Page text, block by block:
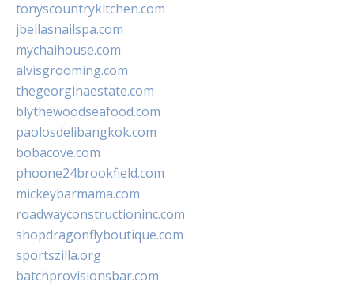
tonyscountrykitchen.com
jbellasnailspa.com
mychaihouse.com
alvisgrooming.com
thegeorginaestate.com
blythewoodseafood.com
paolosdelibangkok.com
bobacove.com
phoone24brookfield.com
mickeybarmama.com
roadwayconstructioninc.com
shopdragonflyboutique.com
sportszilla.org
batchprovisionsbar.com